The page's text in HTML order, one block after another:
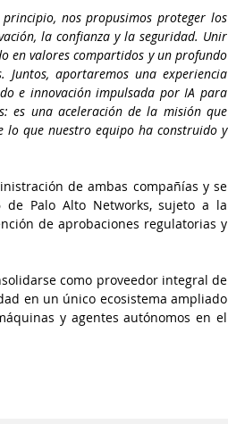
nos propusimos proteger los
la confianza y la seguridad. Unir
en valores compartidos y un profundo
aportaremos una experiencia
e innovación impulsada por IA para
es una aceleración de la misión que
lo que nuestro equipo ha construido y
de ambas compañías y se
Palo Alto Networks, sujeto a la
de aprobaciones regulatorias y
como proveedor integral de
en un único ecosistema ampliado
y agentes autónomos en el